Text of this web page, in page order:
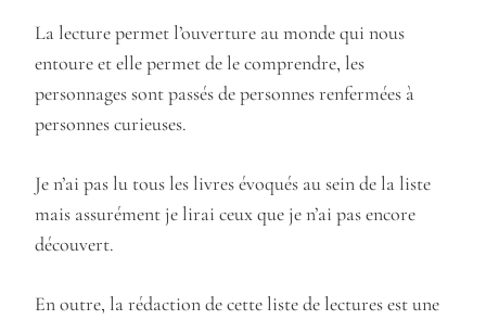
La lecture permet l’ouverture au monde qui nous
entoure et elle permet de le comprendre, les
personnages sont passés de personnes renfermées à
personnes curieuses.
Je n’ai pas lu tous les livres évoqués au sein de la liste
mais assurément je lirai ceux que je n’ai pas encore
découvert.
En outre, la rédaction de cette liste de lectures est une